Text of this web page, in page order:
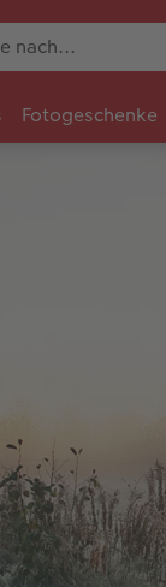
Fotogeschenke